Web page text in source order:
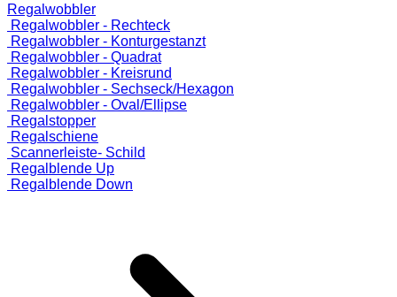
Regalwobbler
Regalwobbler - Rechteck
Regalwobbler - Konturgestanzt
Regalwobbler - Quadrat
Regalwobbler - Kreisrund
Regalwobbler - Sechseck/Hexagon
Regalwobbler - Oval/Ellipse
Regalstopper
Regalschiene
Scannerleiste- Schild
Regalblende Up
Regalblende Down